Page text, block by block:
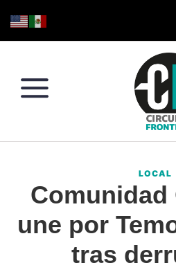
to
to
to
to
la
LOCAL
Comunidad
une por
tras